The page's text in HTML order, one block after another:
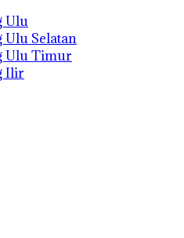
Ulu
Ulu Selatan
Ulu Timur
Ilir